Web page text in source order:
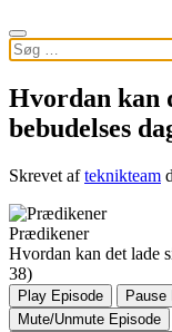
Hvordan kan
bebudelses
Skrevet afteknikteam
Prædikener
Hvordan kan det lade
38)
Play Episode
Pause
Mute/Unmute Episode